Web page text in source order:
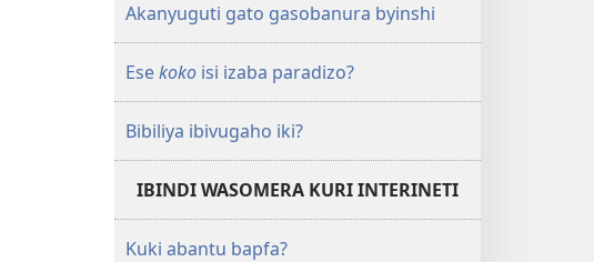
Akanyuguti gato gasobanura byinshi
Esekoko isi izaba paradizo?
Bibiliya ibivugaho iki?
IBINDI WASOMERA KURI INTERINETI
Kuki abantu bapfa?